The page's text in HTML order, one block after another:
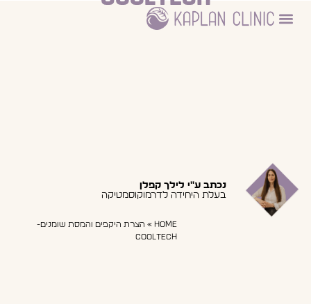
Home
» הצרת היקפים והמסת שומנים-
Cooltech
נכתב ע"י לילך קפלן
בעלת היחידה לדרמוקוסמטיקה